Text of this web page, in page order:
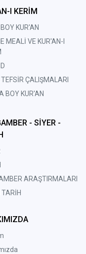
I KERİM
KUR'AN
MEALİ VE KUR'AN-I
ÇALIŞMALARI
BOY KUR'AN
- SİYER -
ARAŞTIRMALARI
TARİH